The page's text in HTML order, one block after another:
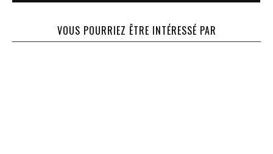
VOUS POURRIEZ ÊTRE INTÉRESSÉ PAR